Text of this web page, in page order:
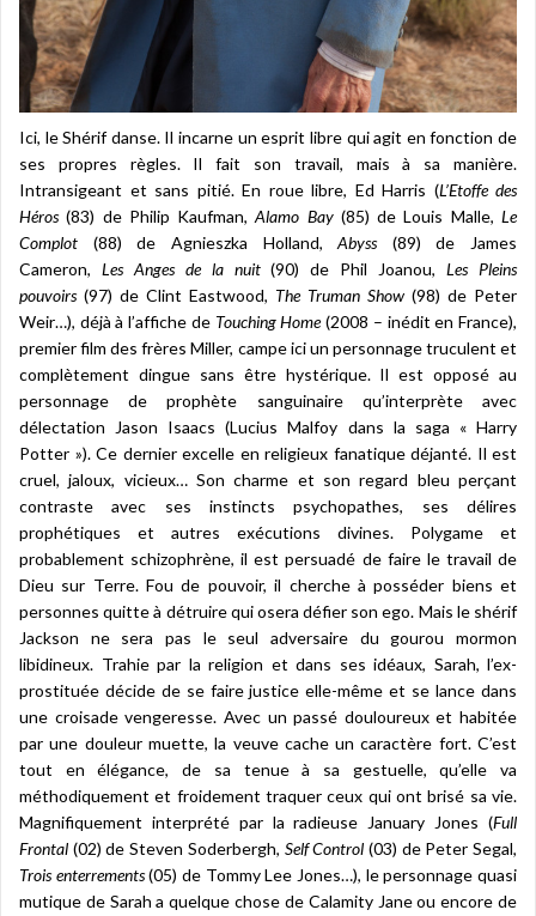
Ici, le Shérif danse. Il incarne un esprit libre qui agit en fonction de
ses propres règles. Il fait son travail, mais à sa manière.
Intransigeant et sans pitié. En roue libre, Ed Harris (L’Etoffe des
Héros(83) de Philip Kaufman,Alamo Bay(85) de Louis Malle,Le
Complot (88) de Agnieszka Holland,Abyss (89) de James
Cameron, Les Anges de la nuit(90) de Phil Joanou,Les Pleins
pouvoirs(97) de Clint Eastwood, The Truman Show (98) de Peter
Weir…), déjà à l’affiche de Touching Home(2008 – inédit en France),
premier film des frères Miller, campe ici un personnage truculent et
complètement dingue sans être hystérique. Il est opposé au
personnage de prophète sanguinaire qu’interprète avec
délectation Jason Isaacs (Lucius Malfoy dans la saga « Harry
Potter »). Ce dernier excelle en religieux fanatique déjanté. Il est
cruel, jaloux, vicieux… Son charme et son regard bleu perçant
contraste avec ses instincts psychopathes, ses délires
prophétiques et autres exécutions divines. Polygame et
probablement schizophrène, il est persuadé de faire le travail de
Dieu sur Terre. Fou de pouvoir, il cherche à posséder biens et
personnes quitte à détruire qui osera défier son ego. Mais le shérif
Jackson ne sera pas le seul adversaire du gourou mormon
libidineux. Trahie par la religion et dans ses idéaux, Sarah, l’ex-
prostituée décide de se faire justice elle-même et se lance dans
une croisade vengeresse. Avec un passé douloureux et habitée
par une douleur muette, la veuve cache un caractère fort. C’est
tout en élégance, de sa tenue à sa gestuelle, qu’elle va
méthodiquement et froidement traquer ceux qui ont brisé sa vie.
Magnifiquement interprété par la radieuse January Jones (Full
Frontal (02) de Steven Soderbergh, Self Control (03) de Peter Segal,
Trois enterrements(05) de Tommy Lee Jones…), le personnage quasi
mutique de Sarah a quelque chose de Calamity Jane ou encore de